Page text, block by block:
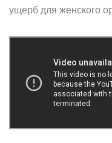
ущерб для женского